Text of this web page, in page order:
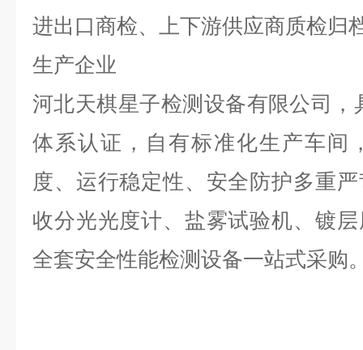
进出口商检、上下游供应商质检归
生产企业
河北天棋星子检测设备有限公司
体系认证，自有标准化生产车间
度、运行稳定性、安全防护多重
收分光光度计、盐雾试验机、镀
全套安全性能检测设备一站式采购